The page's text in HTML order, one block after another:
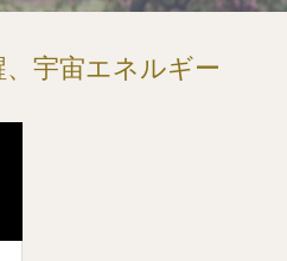
、宇宙エネルギー